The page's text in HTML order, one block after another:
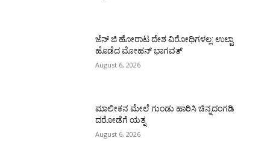
ಜೆನ್ ಜಿ ಹೋರಾಟ ದೇಶ ವಿರೋಧಿಗಳಲ್ಲ: ಉಲ್ಟಾ
ಹೊಡೆದ ಮೋಹನ್ ಭಾಗವತ್
August 6, 2026
ಮಾಲೀಕನ ಮೇಲೆ ಗುಂಡು ಹಾರಿಸಿ ಚಿನ್ನದಂಗಡಿ
ದರೋಡೆಗೆ ಯತ್ನ
August 6, 2026